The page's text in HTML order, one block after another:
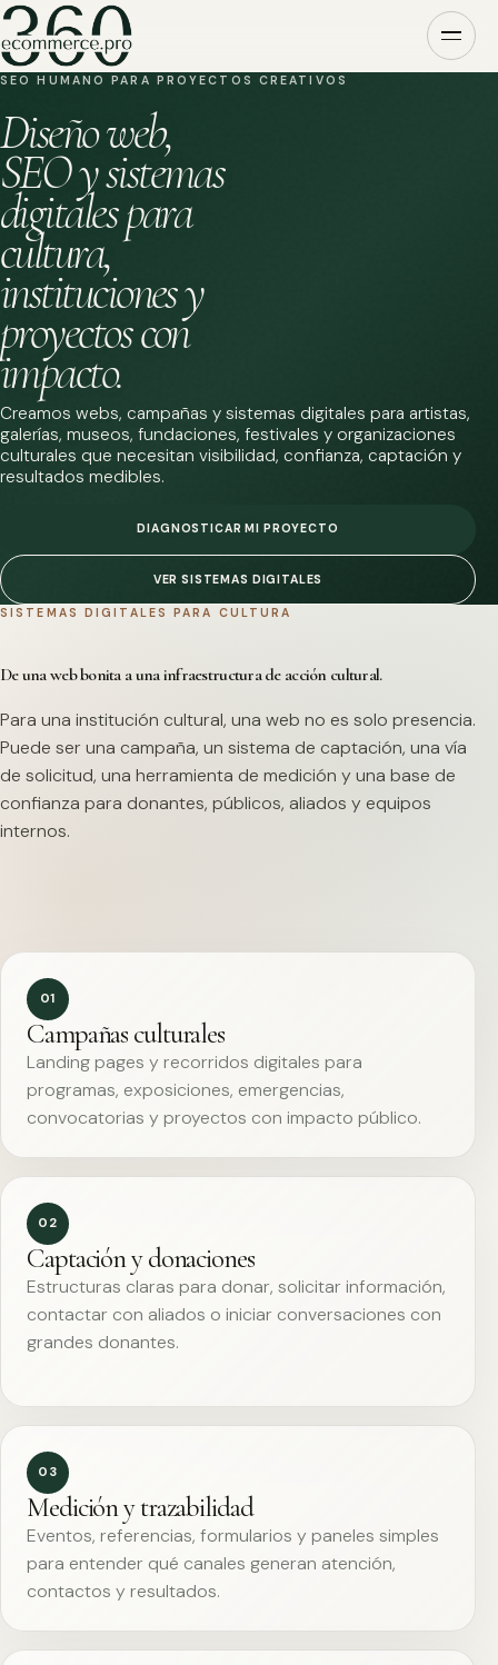
SEO HUMANO PARA PROYECTOS CREATIVOS
Diseño web,
SEO y sistemas
digitales para
cultura,
instituciones y
proyectos con
impacto.
Creamos webs, campañas y sistemas digitales para artistas,
galerías, museos, fundaciones, festivales y organizaciones
culturales que necesitan visibilidad, confianza, captación y
resultados medibles.
DIAGNOSTICAR MI PROYECTO
VER SISTEMAS DIGITALES
SISTEMAS DIGITALES PARA CULTURA
De una web bonita a una infraestructura de acción cultural.
Para una institución cultural, una web no es solo presencia.
Puede ser una campaña, un sistema de captación, una vía
de solicitud, una herramienta de medición y una base de
confianza para donantes, públicos, aliados y equipos
internos.
01
Campañas culturales
Landing pages y recorridos digitales para
programas, exposiciones, emergencias,
convocatorias y proyectos con impacto público.
02
Captación y donaciones
Estructuras claras para donar, solicitar información,
contactar con aliados o iniciar conversaciones con
grandes donantes.
03
Medición y trazabilidad
Eventos, referencias, formularios y paneles simples
para entender qué canales generan atención,
contactos y resultados.